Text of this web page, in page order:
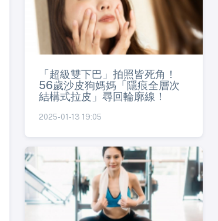
「超級雙下巴」拍照皆死角！
56歲沙皮狗媽媽「隱痕全層次
結構式拉皮」尋回輪廓線！
2025-01-13 19:05